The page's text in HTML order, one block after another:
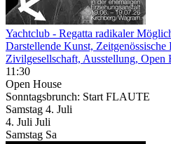
Yachtclub - Regatta radikaler
Darstellende Kunst,
Zivilgesellschaft, Ausstellung, Open
11:30
Open House
Sonntagsbrunch: Start FLAUTE
Samstag 4. Juli
4. Juli Juli
Samstag Sa